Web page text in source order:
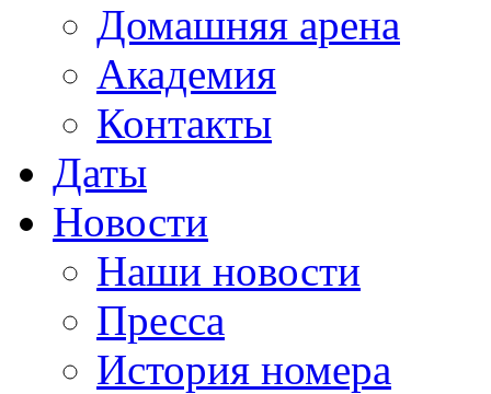
Домашняя арена
Академия
Контакты
Даты
Новости
Наши новости
Пресса
История номера